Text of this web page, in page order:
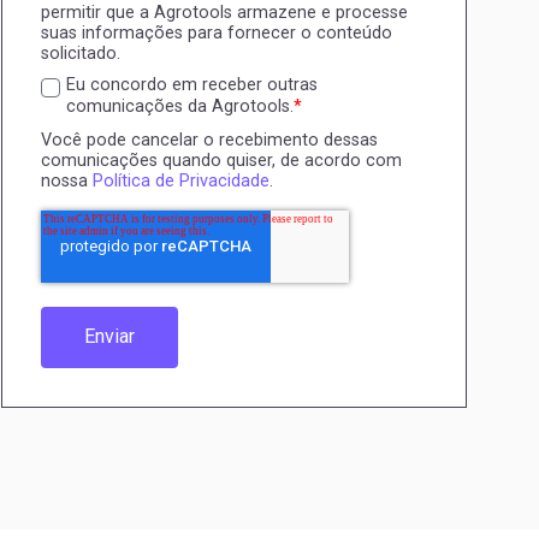
permitir que a Agrotools armazene e processe
suas informações para fornecer o conteúdo
solicitado.
Eu concordo em receber outras
comunicações da Agrotools.*
Você pode cancelar o recebimento dessas
comunicações quando quiser, de acordo com
nossa Política de Privacidade.